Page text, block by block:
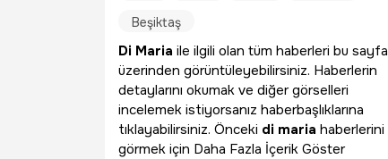
Beşiktaş
Di Maria ile ilgili olan tüm haberleri bu sayfa
üzerinden görüntüleyebilirsiniz. Haberlerin
detaylarını okumak ve diğer görselleri
incelemek istiyorsanız haberbaşlıklarına
tıklayabilirsiniz. Önceki di maria haberlerini
görmek için Daha Fazla İçerik Göster